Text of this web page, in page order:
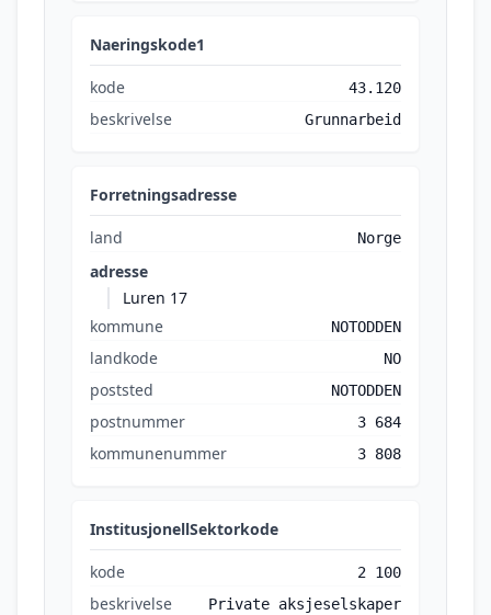
Naeringskode1
kode 43.120
beskrivelse Grunnarbeid
Forretningsadresse
land Norge
adresse
Luren 17
kommune
NOTODDEN
landkode NO
poststed NOTODDEN
postnummer 3 684
kommunenummer 3 808
InstitusjonellSektorkode
kode 2 100
beskrivelse
Private aksjeselskaper